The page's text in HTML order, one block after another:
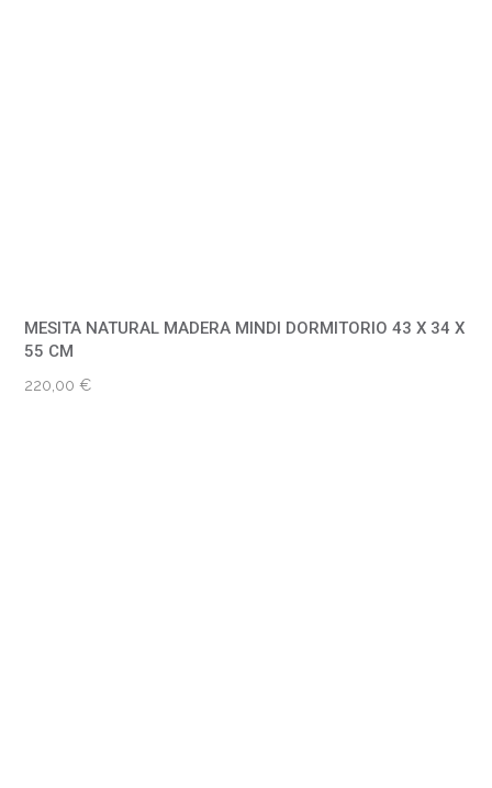
MESITA NATURAL MADERA MINDI DORMITORIO 43 X 34 X
55 CM
220,00€